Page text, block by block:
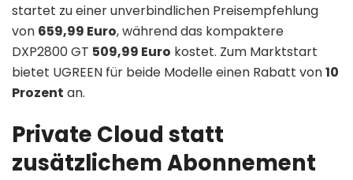
startet zu einer unverbindlichen Preisempfehlung
von 659,99 Euro, während das kompaktere
DXP2800 GT 509,99 Euro kostet. Zum Marktstart
bietet UGREEN für beide Modelle einen Rabatt von10
Prozent an.
Private Cloud statt
zusätzlichem Abonnement